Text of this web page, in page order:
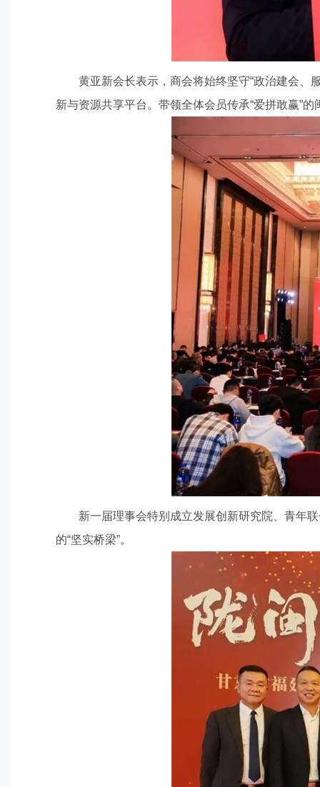
黄亚新会长表示，商会将始终坚守“政治建会、
新与资源共享平台。带领全体会员传承“爱拼敢赢”
新一届理事会特别成立发展创新研究院、青年
的“坚实桥梁”。